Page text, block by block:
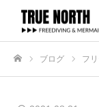
ブログ フ